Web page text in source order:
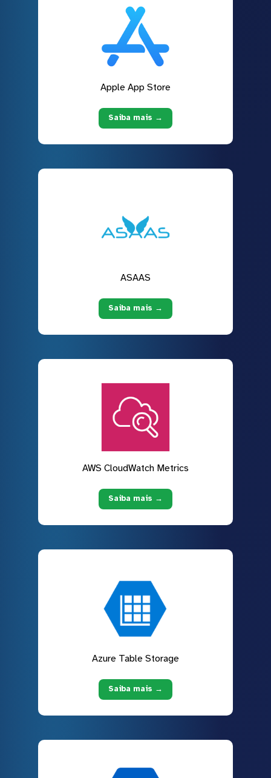
Apple App Store
Saiba mais →
ASAAS
Saiba mais →
AWS CloudWatch Metrics
Saiba mais →
Azure Table Storage
Saiba mais →